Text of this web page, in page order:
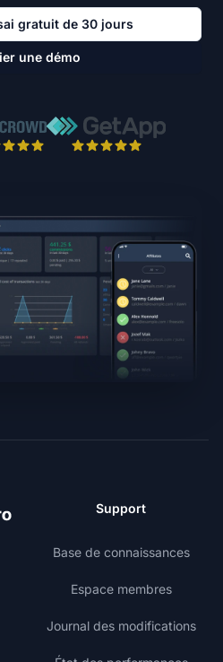
gratuit de 30 jours
une démo
Support
Base de connaissances
Espace membres
Journal des modifications